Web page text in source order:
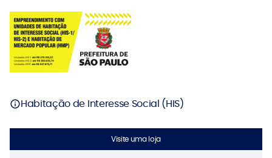
Habitação de Interesse Social (HIS)
Visite uma loja